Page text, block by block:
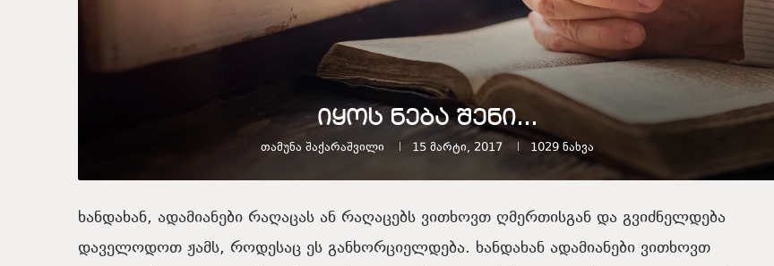
იყოს ნება შენი…
Თამუნა Შაქარაშვილი 15 მარტი, 2017 1029ნახვა
ხანდახან, ადამიანები რაღაცას ან რაღაცებს ვითხოვთ ღმერთისგან და გვიძნელდება
დაველოდოთ ჟამს, როდესაც ეს განხორციელდება. ხანდახან ადამიანები ვითხოვთ